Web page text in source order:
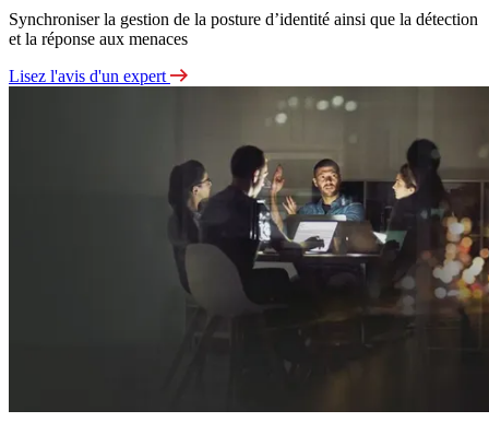
Synchroniser la gestion de la posture d’identité ainsi que la détection
et la réponse aux menaces
Lisez l'avis d'un expert